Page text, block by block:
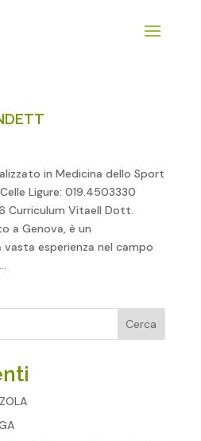
in Medicina dello Sport
Ligure: 019.4503330
Curriculum VitaeIl Dott.
a Genova, è un
esperienza nel campo
Cerca